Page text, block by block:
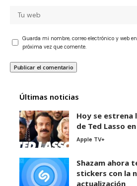
Guarda mi nombre, correo electrónico y web
próxima vez que comente.
Últimas noticias
Hoy se estrena
de Ted Lasso
Apple TV+
Shazam ahora
stickers con la
actualización